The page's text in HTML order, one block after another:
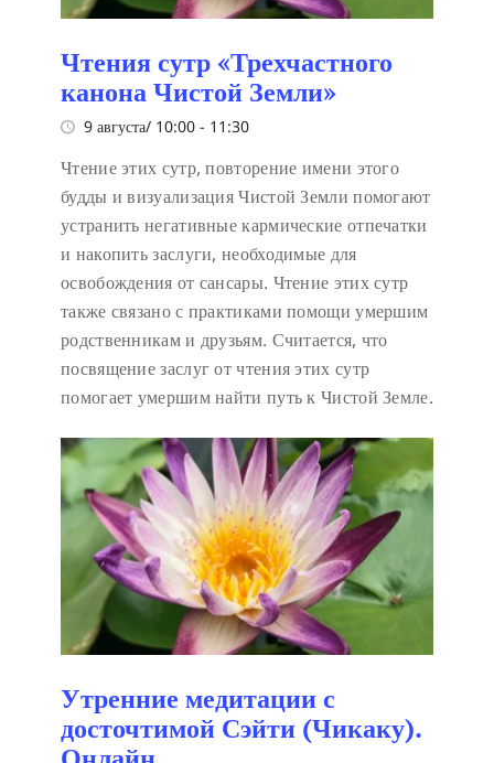
Чтения сутр «Трехчастного
канона Чистой Земли»
9 августа/ 10:00 - 11:30
Чтение этих сутр, повторение имени этого
будды и визуализация Чистой Земли помогают
устранить негативные кармические отпечатки
и накопить заслуги, необходимые для
освобождения от сансары. Чтение этих сутр
также связано с практиками помощи умершим
родственникам и друзьям. Считается, что
посвящение заслуг от чтения этих сутр
помогает умершим найти путь к Чистой Земле.
Утренние медитации с
досточтимой Сэйти (Чикаку).